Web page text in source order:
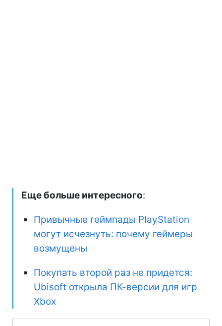
Еще больше интересного:
Привычные геймпады PlayStation
могут исчезнуть: почему геймеры
возмущены
Покупать второй раз не придется:
Ubisoft открыла ПК-версии для игр
Xbox